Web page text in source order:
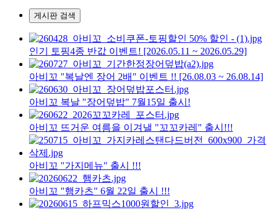
게시판 검색
인기 토핑4종 반값 이벤트! [2026.05.11 ~ 2026.05.29]
아비꼬 "복날엔 장어 2배" 이벤트 !! [26.08.03 ~ 26.08.14]
아비꼬 복날 "장어덮밥" 7월15일 출시!
아비꼬 뜨거운 여름을 이겨낼 "꼬꼬카레" 출시!!!
아비꼬 "가지메뉴" 출시 !!!
아비꼬 "햄카츠" 6월 22일 출시 !!!